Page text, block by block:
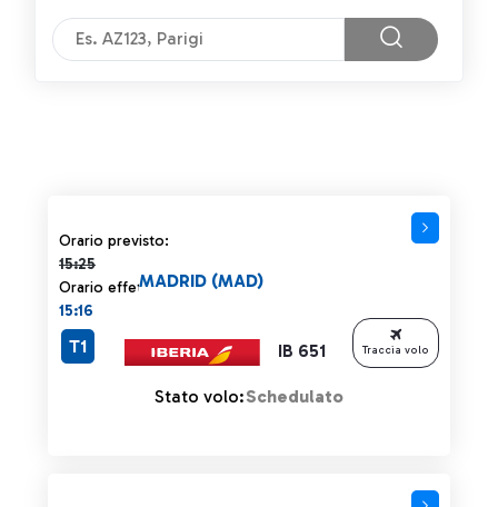
Orario previsto:
15:25
Orario previsto 15:25 barrato
Orario effettivo:
15:16
IB 651
MADRID (MAD)
T1
Stato volo:Schedulato
Traccia volo